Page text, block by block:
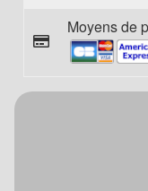
Moyens de